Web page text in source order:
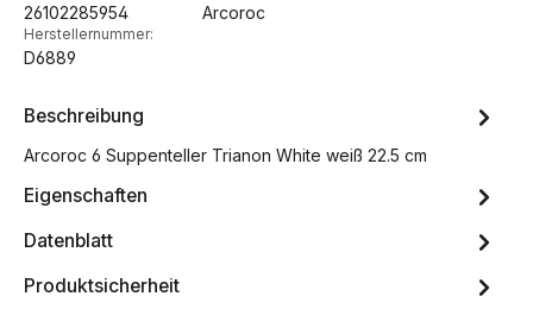
26102285954 Arcoroc
Herstellernummer:
D6889
Beschreibung
Arcoroc 6 Suppenteller Trianon White weiß 22.5 cm
Eigenschaften
Datenblatt
Produktsicherheit